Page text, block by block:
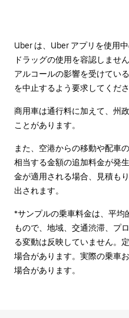
Uber は、Uber アプリを使用
ドラッグの使用を容認しませ
アルコールの影響を受けてい
を中止するよう要求してくださ
商用車は通行料に加えて、州
ことがあります。
また、空港からの移動や配車
相当する金額の追加料金が発
金が適用される場合、見積も
出されます。
*サンプルの乗車料金は、平均
もので、地域、交通渋滞、プ
る変動は反映していません。
場合があります。実際の乗車
場合があります。